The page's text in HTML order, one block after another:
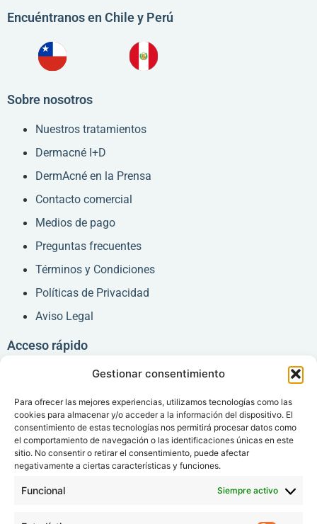
Gestionar consentimiento
Para ofrecer las mejores experiencias, utilizamos tecnologías como las
cookies para almacenar y/o acceder a la información del dispositivo. El
consentimiento de estas tecnologías nos permitirá procesar datos como
el comportamiento de navegación o las identificaciones únicas en este
sitio. No consentir o retirar el consentimiento, puede afectar
negativamente a ciertas características y funciones.
Funcional Siempre activo
Encuéntranos en Chile y Perú
Sobre nosotros
Nuestros tratamientos
Dermacné I+D
DermAcné en la Prensa
Contacto comercial
Medios de pago
Preguntas frecuentes
Términos y Condiciones
Políticas de Privacidad
Aviso Legal
Acceso rápido
Consentimiento Informado
Carta de Derechos y deberes
Acceso pacientes
Área Médica
Área Administrativa
Síguenos